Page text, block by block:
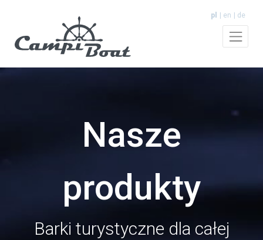
pl en de
Nasze
produkty
Barki turystyczne dla całej